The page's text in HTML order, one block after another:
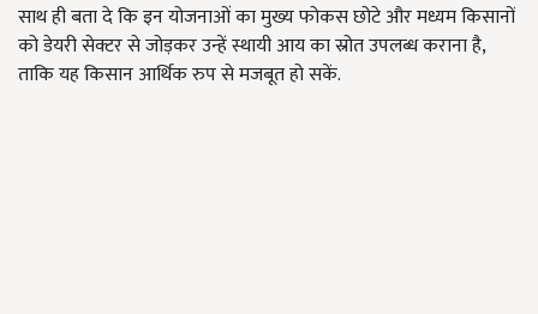
साथ ही बता दे कि इन योजनाओं का मुख्य फोकस छोटे और मध्यम किसानों
को डेयरी सेक्टर से जोड़कर उन्हें स्थायी आय का स्रोत उपलब्ध कराना है,
ताकि यह किसान आर्थिक रुप से मजबूत हो सकें.